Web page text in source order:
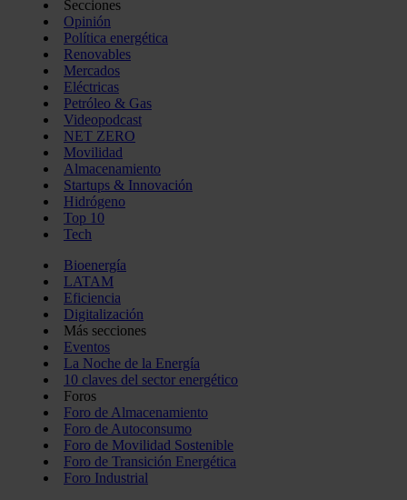
Secciones
Opinión
Política energética
Renovables
Mercados
Eléctricas
Petróleo & Gas
Videopodcast
NET ZERO
Movilidad
Almacenamiento
Startups & Innovación
Hidrógeno
Top 10
Tech
Bioenergía
LATAM
Eficiencia
Digitalización
Más secciones
Eventos
La Noche de la Energía
10 claves del sector energético
Foros
Foro de Almacenamiento
Foro de Autoconsumo
Foro de Movilidad Sostenible
Foro de Transición Energética
Foro Industrial